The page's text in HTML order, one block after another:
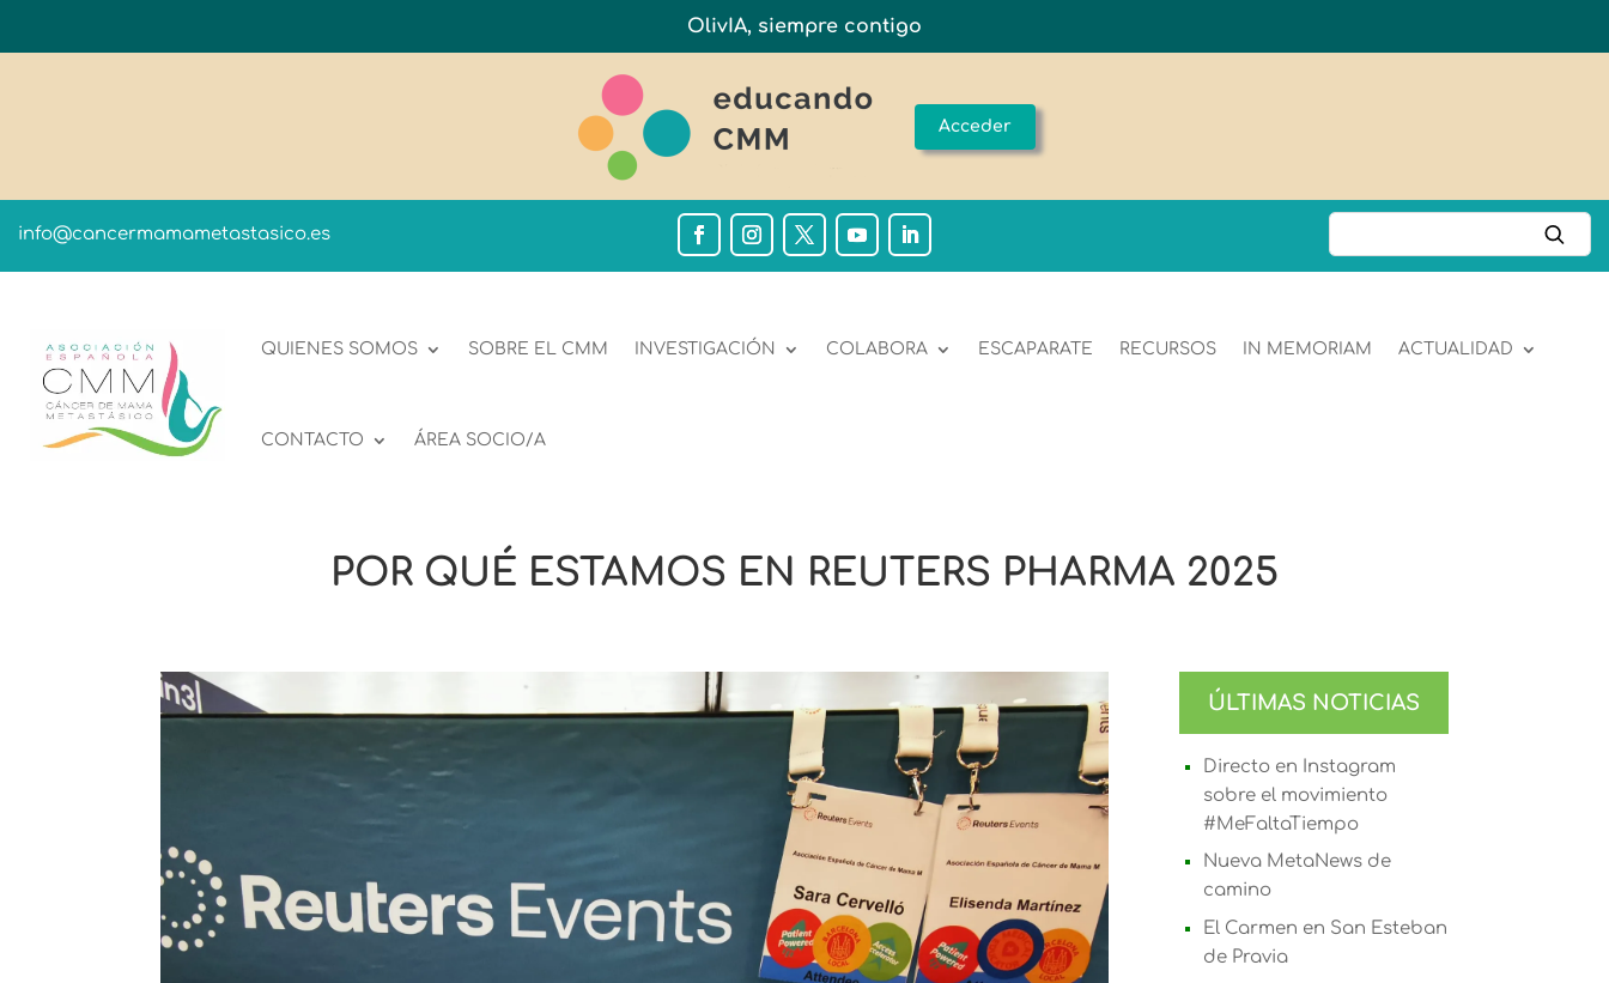
OlivIA, siempre contigo
Acceder
info@cancermamametastasico.es
QUIENES SOMOS SOBRE EL CMM INVESTIGACIÓN COLABORA ESCAPARATE RECURSOS IN MEMORIAM ACTUALIDAD
CONTACTO ÁREA SOCIO/A
POR QUÉ ESTAMOS EN REUTERS PHARMA 2025
ÚLTIMAS NOTICIAS
Directo en Instagram
sobre el movimiento
#MeFaltaTiempo
Nueva MetaNews de
camino
El Carmen en San Esteban
de Pravia